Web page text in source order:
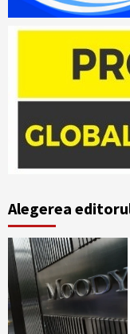
Alegerea